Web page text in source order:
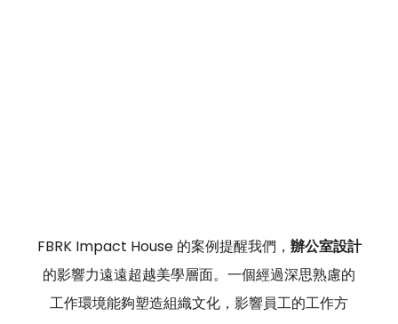
FBRK Impact House 的案例提醒我們， 辦公室設計
的影響力遠遠超越美學層面。一個經過深思熟慮的
工作環境能夠塑造組織文化，影響員工的工作方